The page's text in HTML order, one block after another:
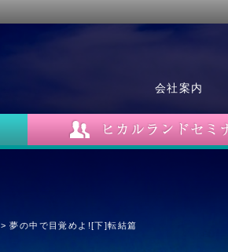
会社案内
>夢の中で目覚めよ![下]転結篇